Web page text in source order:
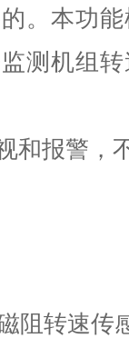
。本功
测机组
和报警，
阻转速传